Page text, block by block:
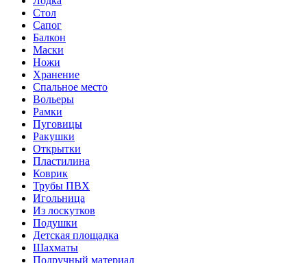
Стол
Сапог
Балкон
Маски
Ножи
Хранение
Спальное место
Вольеры
Рамки
Пуговицы
Ракушки
Открытки
Пластилина
Коврик
Трубы ПВХ
Игольница
Из лоскутков
Подушки
Детская площадка
Шахматы
Подручный материал